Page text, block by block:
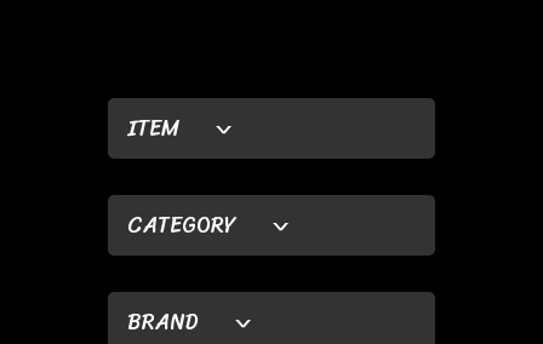
ITEM
CATEGORY
BRAND